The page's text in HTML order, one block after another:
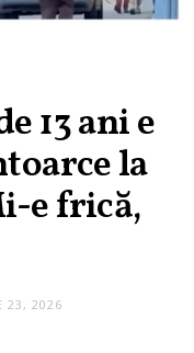
13 ani e
la
e frică,
23, 2026